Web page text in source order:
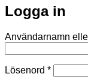
Logga in
Användarnamn
Lösenord *